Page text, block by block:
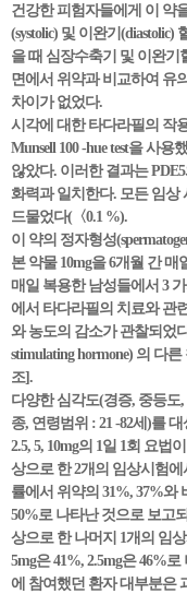
건강한 피험자들에게 이 약
(systolic) 및 이완기(diastolic)
을 때 심장수축기 및 이완기
면에서 위약과 비교하여 유
차이가 없었다.
시각에 대한 타다라필의 작
Munsell 100 -hue test을 사
않았다. 이러한 결과는
화력과 일치한다. 모든 임상
드물었다(〈0.1 %).
이 약의 정자형성
본 약물 10mg을 6개월 간 매
매일 복용한 남성들에서 3
에서 타다라필의 치료와 관
와 농도의 감소가 관찰되었
stimulating hormone) 의 다
조].
다양한 심각도(경증, 중등도
종, 연령범위 : 21 -82세)를
2.5, 5, 10mg의 1일 1회 요법
상으로 한 2개의 임상시험
률에서 위약의 31%, 37%와
50%로 나타난 것으로 보고
상으로 한 나머지 1개의 임
5mg은 41%, 2.5mg은 46%
에 참여했던 환자 대부분은